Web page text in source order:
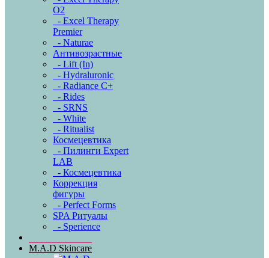
O2
- Excel Therapy
Premier
- Naturae
Антивозрастные
- Lift (In)
- Hydraluronic
- Radiance C+
- Rides
- SRNS
- White
- Ritualist
Космецевтика
- Пилинги Expert
LAB
- Космецевтика
Коррекция
фигуры
- Perfect Forms
SPA Ритуалы
- Sperience
M.A.D Skincare